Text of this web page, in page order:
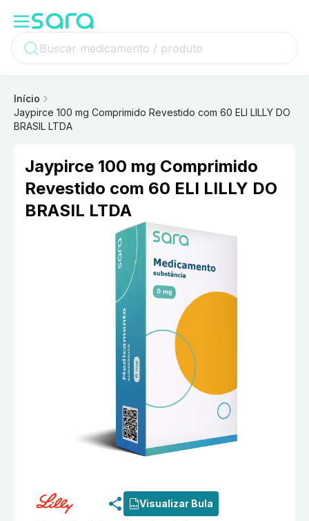
Início
Jaypirce 100 mg Comprimido Revestido com 60 ELI LILLY DO
BRASIL LTDA
Jaypirce 100 mg Comprimido
Revestido com 60 ELI LILLY DO
BRASIL LTDA
Visualizar Bula